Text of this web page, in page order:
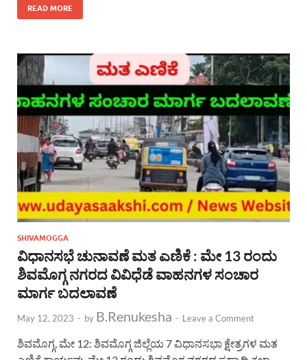
READ MORE
SHIVAMOGGA
ವಿಧಾನಸಭೆ ಚುನಾವಣೆ ಮತ ಎಣಿಕೆ : ಮೇ 13 ರಂದು
ಶಿವಮೊಗ್ಗ ನಗರದ ವಿವಿಧೆಡೆ ವಾಹನಗಳ ಸಂಚಾರ
ಮಾರ್ಗ ಬದಲಾವಣೆ
May 12, 2023 - by B.Renukesha - Leave a Comment
ಶಿವಮೊಗ್ಗ, ಮೇ 12: ಶಿವಮೊಗ್ಗ ಜಿಲ್ಲೆಯ 7 ವಿಧಾನಸಭಾ ಕ್ಷೇತ್ರಗಳ ಮತ